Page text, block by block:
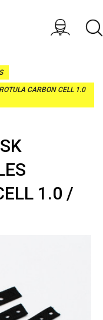
CARBON CELL 1.0
1.0 /